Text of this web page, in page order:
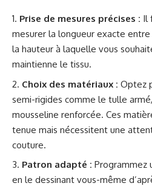
Prise de mesures précises : Il
mesurer la longueur exacte
la hauteur à laquelle vous
maintienne le tissu.
Choix des matériaux : Optez
semi-rigides comme le tulle
mousseline renforcée. Ces
tenue mais nécessitent une
couture.
Patron adapté : Programmez
en le dessinant vous-même